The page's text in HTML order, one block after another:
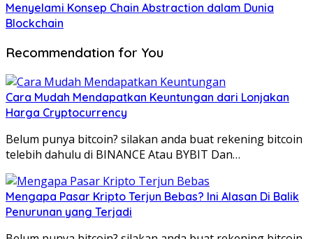
Menyelami Konsep Chain Abstraction dalam Dunia
Blockchain
Recommendation for You
Cara Mudah Mendapatkan Keuntungan dari Lonjakan
Harga Cryptocurrency
Belum punya bitcoin? silakan anda buat rekening bitcoin
telebih dahulu di BINANCE Atau BYBIT Dan…
Mengapa Pasar Kripto Terjun Bebas? Ini Alasan Di Balik
Penurunan yang Terjadi